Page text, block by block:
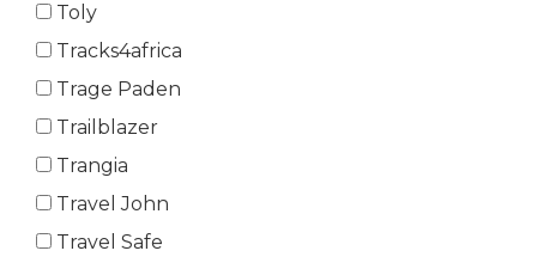
Toly
Tracks4africa
Trage Paden
Trailblazer
Trangia
Travel John
Travel Safe